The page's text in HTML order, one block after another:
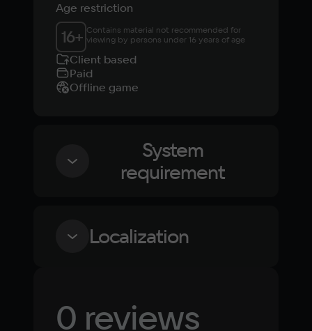
Age restriction
16+ Contains material not recommended for
viewing by persons under 16 years of age
Client based
Paid
Offline game
System
requirement
Minimum
Processor
Localization
Russian
0 reviews